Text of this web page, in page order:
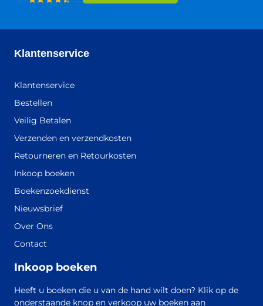
Klantenservice
Klantenservice
Bestellen
Veilig Betalen
Verzenden en verzendkosten
Retourneren en Retourkosten
Inkoop boeken
Boekenzoekdienst
Nieuwsbrief
Over Ons
Contact
Inkoop boeken
Heeft u boeken die u van de hand wilt doen? Klik op de
onderstaande knop en verkoop uw boeken aan